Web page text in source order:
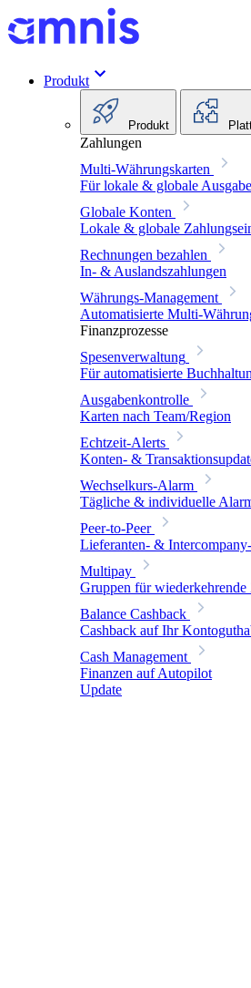
Produkt
Produkt
Zahlungen
Multi-Währungskarten
Für lokale & globale
Globale Konten
Lokale & globale
Rechnungen bezahlen
In- & Auslandszahlungen
Währungs-Management
Automatisierte Multi-
Finanzprozesse
Spesenverwaltung
Für automatisierte
Ausgabenkontrolle
Karten nach Team/Region
Echtzeit-Alerts
Konten- &
Wechselkurs-Alarm
Tägliche & individuelle
Peer-to-Peer
Lieferanten- &
Multipay
Gruppen für wiederkehrende
Balance Cashback
Cashback auf Ihr
Cash Management
Finanzen auf Autopilot
Update